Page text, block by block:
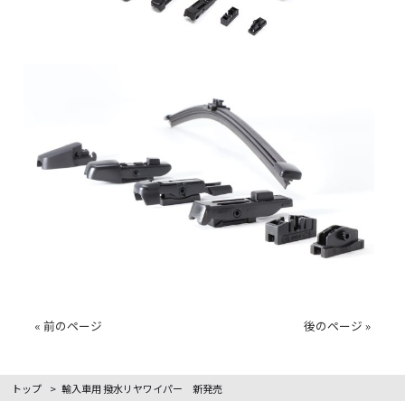
« 前のページ 後のページ »
トップ > 輸入車用 撥水リヤワイパー 新発売